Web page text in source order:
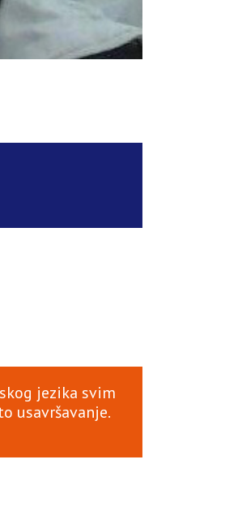
jezika svim
usavršavanje.